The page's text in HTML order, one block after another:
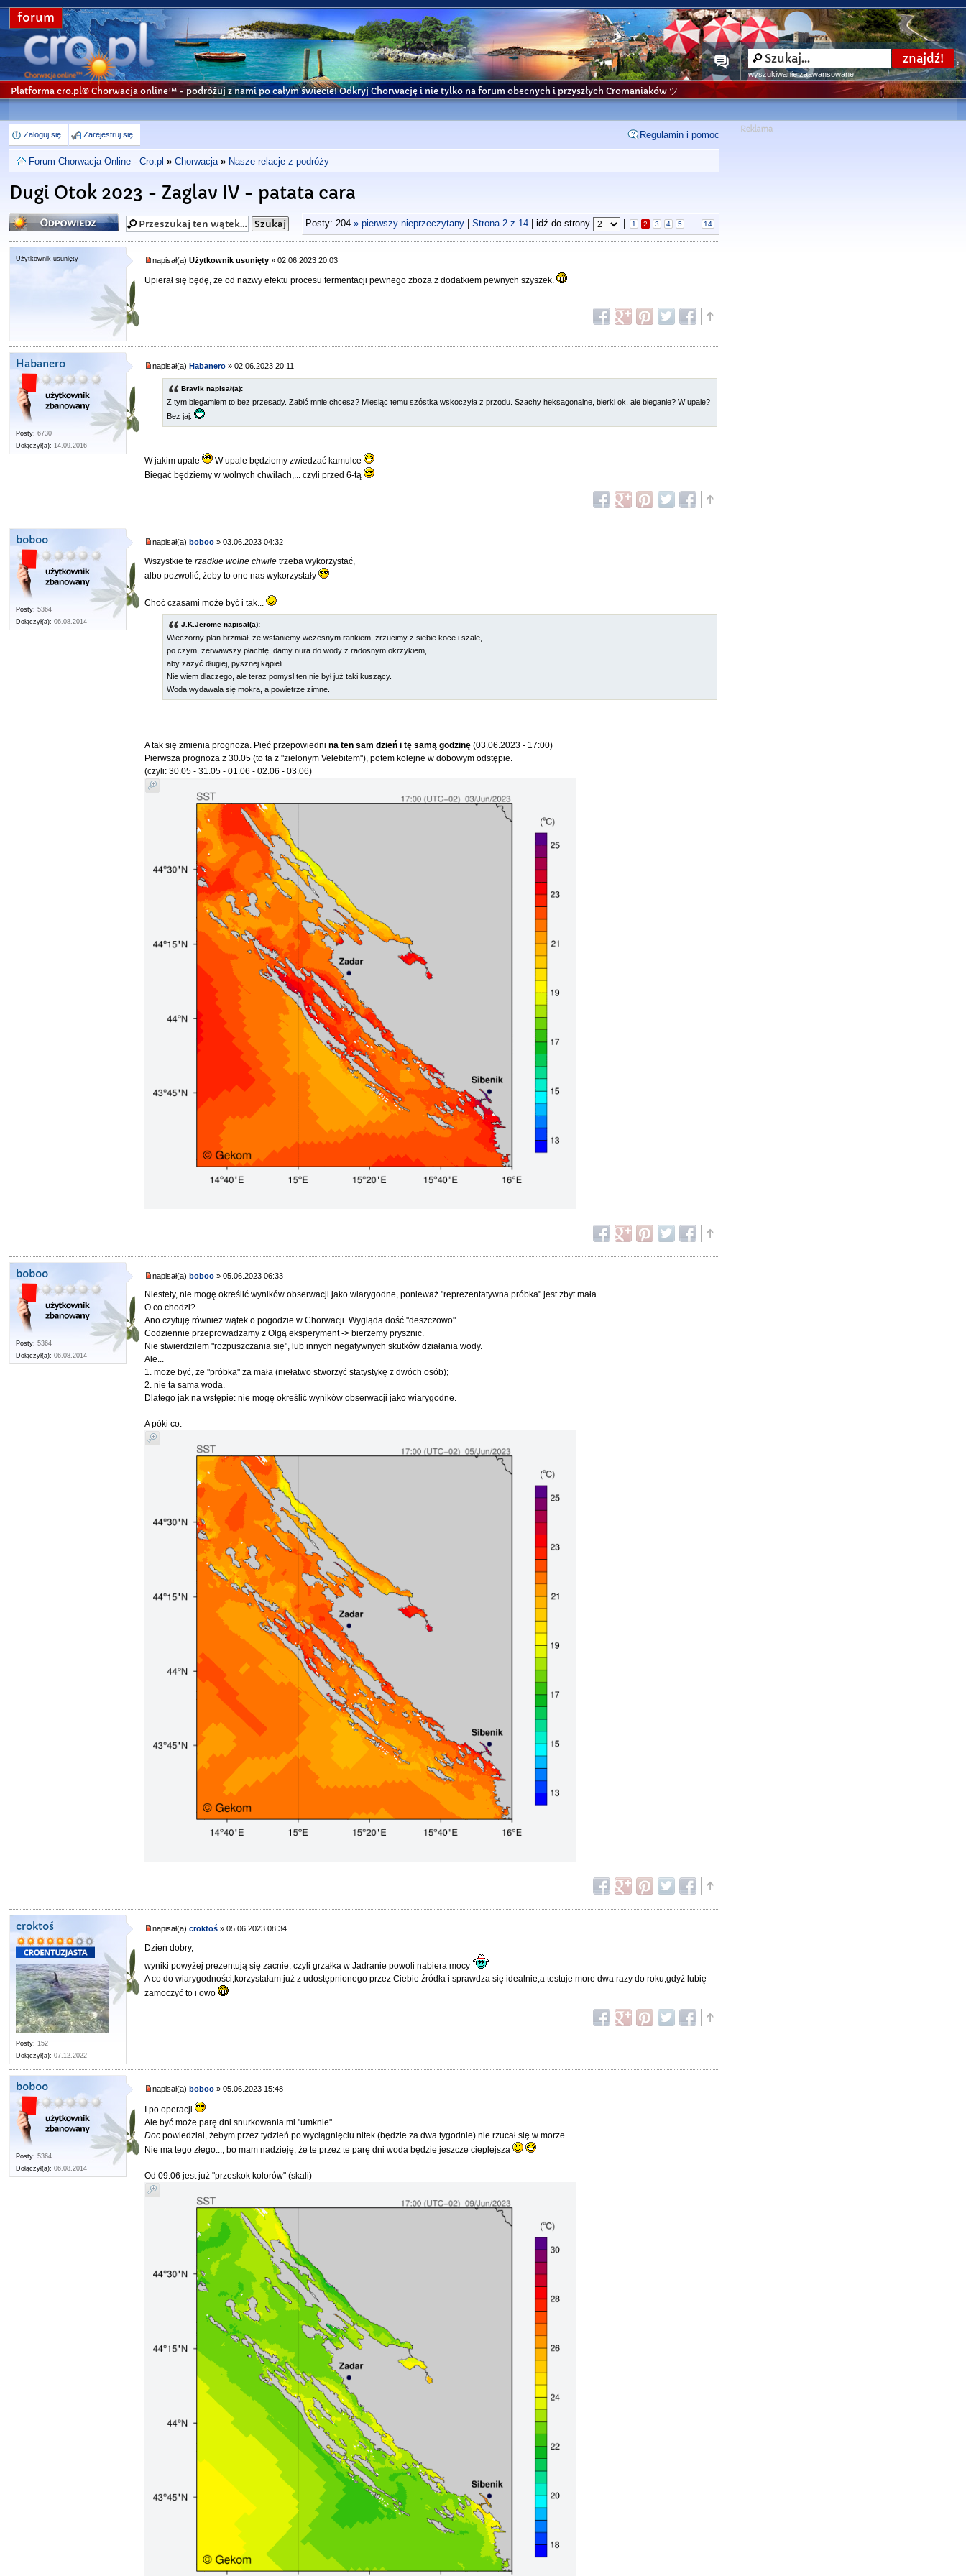
forum
wyszukiwanie zaawansowane
Platforma cro.pl© Chorwacja online™ - podróżuj z nami po całym świecie! Odkryj Chorwację i nie tylko na forum obecnych i przyszłych Cromaniaków ツ
Zaloguj się Zarejestruj się Regulamin i pomoc
Forum Chorwacja Online - Cro.pl » Chorwacja » Nasze relacje z podróży
Dugi Otok 2023 - Zaglav IV - patata cara
Odpowiedz Posty: 204 » pierwszy nieprzeczytany| Strona 2z 14| idź do strony 1 2 3 4 5 ... 14
Użytkownik usunięty napisał(a)Użytkownik usunięty » 02.06.2023 20:03
Upierał się będę, że od nazwy efektu procesu fermentacji pewnego zboża z dodatkiem pewnych szyszek.
Habanero
Posty: 6730
Dołączył(a): 14.09.2016
napisał(a)Habanero » 02.06.2023 20:11
Bravik napisał(a):
Z tym biegamiem to bez przesady. Zabić mnie chcesz? Miesiąc temu szóstka wskoczyła z przodu. Szachy heksagonalne, bierki ok, ale bieganie? W upale?
Bez jaj.
W jakim upale
W upale będziemy zwiedzać kamulce
Biegać będziemy w wolnych chwilach,... czyli przed 6-tą
boboo
Posty: 5364
Dołączył(a): 06.08.2014
napisał(a) boboo » 03.06.2023 04:32
Wszystkie terzadkie wolne chwile trzeba wykorzystać,
albo pozwolić, żeby to one nas wykorzystały
Choć czasami może być i tak...
J.K.Jerome napisał(a):
Wieczorny plan brzmiał, że wstaniemy wczesnym rankiem, zrzucimy z siebie koce i szale,
po czym, zerwawszy płachtę, damy nura do wody z radosnym okrzykiem,
aby zażyć długiej, pysznej kąpieli.
Nie wiem dlaczego, ale teraz pomysł ten nie był już taki kuszący.
Woda wydawała się mokra, a powietrze zimne.
A tak się zmienia prognoza. Pięć przepowiednina ten sam dzień i tę samą godzinę (03.06.2023 - 17:00)
Pierwsza prognoza z 30.05 (to ta z "zielonym Velebitem"), potem kolejne w dobowym odstępie.
(czyli: 30.05 - 31.05 - 01.06 - 02.06 - 03.06)
boboo
Posty: 5364
Dołączył(a): 06.08.2014
napisał(a)boboo » 05.06.2023 06:33
Niestety, nie mogę określić wyników obserwacji jako wiarygodne, ponieważ "reprezentatywna próbka" jest zbyt mała.
O co chodzi?
Ano czytuję również wątek o pogodzie w Chorwacji. Wygląda dość "deszczowo".
Codziennie przeprowadzamy z Olgą eksperyment -> bierzemy prysznic.
Nie stwierdziłem "rozpuszczania się", lub innych negatywnych skutków działania wody.
Ale...
1. może być, że "próbka" za mała (niełatwo stworzyć statystykę z dwóch osób);
2. nie ta sama woda.
Dlatego jak na wstępie: nie mogę określić wyników obserwacji jako wiarygodne.
A póki co:
croktoś
Posty: 152
Dołączył(a): 07.12.2022
napisał(a)croktoś » 05.06.2023 08:34
Dzień dobry,
wyniki powyżej prezentują się zacnie, czyli grzałka w Jadranie powoli nabiera mocy
A co do wiarygodności,korzystałam już z udostępnionego przez Ciebie źródła i sprawdza się idealnie,a testuje more dwa razy do roku,gdyż lubię
zamoczyć to i owo
boboo
Posty: 5364
Dołączył(a): 06.08.2014
napisał(a)boboo » 05.06.2023 15:48
I po operacji
Ale być może parę dni snurkowania mi "umknie".
Doc powiedział, żebym przez tydzień po wyciągnięciu nitek (będzie za dwa tygodnie) nie rzucał się w morze.
Nie ma tego złego..., bo mam nadzieję, że te przez te parę dni woda będzie jeszcze cieplejsza
Od 09.06 jest już "przeskok kolorów" (skali)